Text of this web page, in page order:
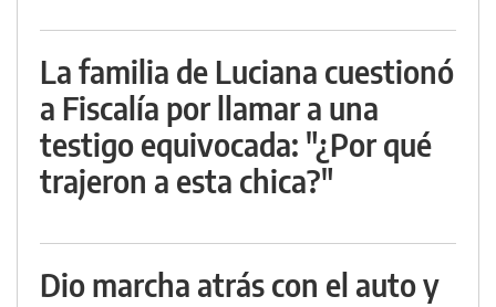
La familia de Luciana cuestionó
a Fiscalía por llamar a una
testigo equivocada: "¿Por qué
trajeron a esta chica?"
Dio marcha atrás con el auto y